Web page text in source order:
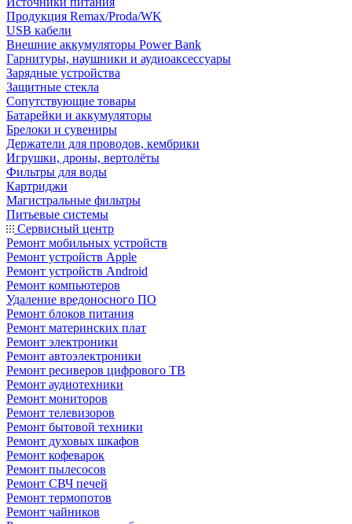
Продукция Remax/Proda/WK
USB кабели
Внешние аккумуляторы Power Bank
Гарнитуры, наушники и аудиоаксессуары
Зарядные устройства
Защитные стекла
Сопутствующие товары
Батарейки и аккумуляторы
Брелоки и сувениры
Держатели для проводов, кембрики
Игрушки, дроны, вертолёты
Фильтры для воды
Картриджи
Магистральные фильтры
Питьевые системы
Сервисный центр
Ремонт мобильных устройств
Ремонт устройств Apple
Ремонт устройств Android
Ремонт компьютеров
Удаление вредоносного ПО
Ремонт блоков питания
Ремонт материнских плат
Ремонт электроники
Ремонт автоэлектроники
Ремонт ресиверов цифрового ТВ
Ремонт аудиотехники
Ремонт мониторов
Ремонт телевизоров
Ремонт бытовой техники
Ремонт духовых шкафов
Ремонт кофеварок
Ремонт пылесосов
Ремонт СВЧ печей
Ремонт термопотов
Ремонт чайников